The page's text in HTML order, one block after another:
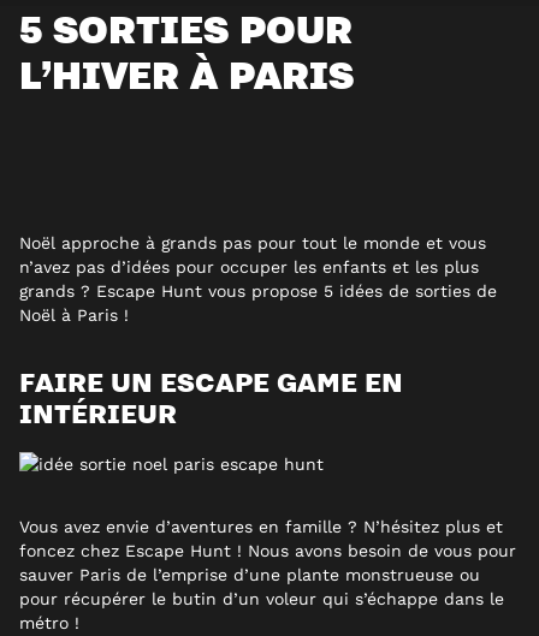
5 SORTIES POUR
L’HIVER À PARIS
Noël approche à grands pas pour tout le monde et vous
n’avez pas d’idées pour occuper les enfants et les plus
grands ? Escape Hunt vous propose 5 idées de sorties de
Noël à Paris !
FAIRE UN ESCAPE GAME EN
INTÉRIEUR
Vous avez envie d’aventures en famille ? N’hésitez plus et
foncez chez Escape Hunt ! Nous avons besoin de vous pour
sauver Paris de l’emprise d’une plante monstrueuse ou
pour récupérer le butin d’un voleur qui s’échappe dans le
métro !